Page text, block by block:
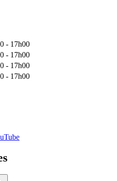
- 17h00
- 17h00
- 17h00
- 17h00